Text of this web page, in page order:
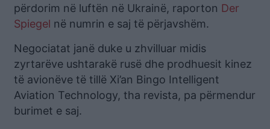
përdorim në luftën në Ukrainë, raporton Der
Spiegel në numrin e saj të përjavshëm.
Negociatat janë duke u zhvilluar midis
zyrtarëve ushtarakë rusë dhe prodhuesit kinez
të avionëve të tillë Xi’an Bingo Intelligent
Aviation Technology, tha revista, pa përmendur
burimet e saj.